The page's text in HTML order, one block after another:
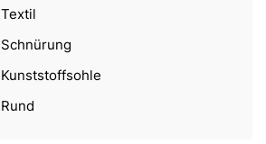
Textil
Schnürung
Kunststoffsohle
Rund